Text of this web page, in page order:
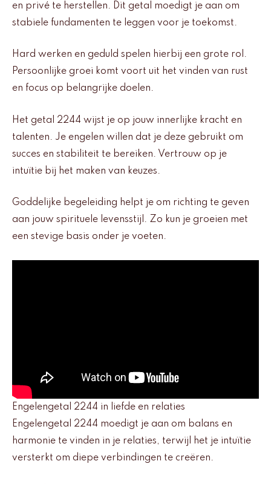
en privé te herstellen. Dit getal moedigt je aan om
stabiele fundamenten te leggen voor je toekomst.
Hard werken en geduld spelen hierbij een grote rol.
Persoonlijke groei komt voort uit het vinden van rust
en focus op belangrijke doelen.
Het getal 2244 wijst je op jouw innerlijke kracht en
talenten. Je engelen willen dat je deze gebruikt om
succes en stabiliteit te bereiken. Vertrouw op je
intuïtie bij het maken van keuzes.
Goddelijke begeleiding helpt je om richting te geven
aan jouw spirituele levensstijl. Zo kun je groeien met
een stevige basis onder je voeten.
Engelengetal 2244 in liefde en relaties
Engelengetal 2244 moedigt je aan om balans en
harmonie te vinden in je relaties, terwijl het je intuïtie
versterkt om diepe verbindingen te creëren.